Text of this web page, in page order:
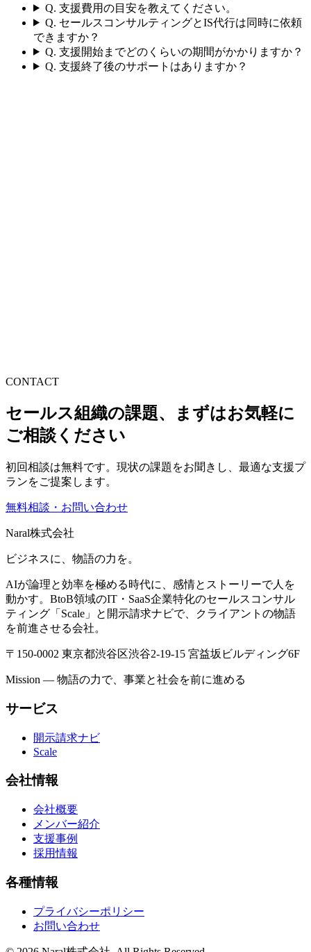
Q. 支援費用の目安を教えてください。
Q. セールスコンサルティングとIS代行は同時に依頼
できますか？
Q. 支援開始までどのくらいの期間がかかりますか？
Q. 支援終了後のサポートはありますか？
CONTACT
セールス組織の課題、まずはお気軽に
ご相談ください
初回相談は無料です。現状の課題をお聞きし、最適な支援プ
ランをご提案します。
無料相談・お問い合わせ
Naral株式会社
ビジネスに、物語の力を。
AIが論理と効率を極める時代に、感情とストーリーで人を
動かす。BtoB領域のIT・SaaS企業特化のセールスコンサル
ティング「Scale」と開示請求ナビで、クライアントの物語
を前進させる会社。
〒150-0002 東京都渋谷区渋谷2-19-15 宮益坂ビルディング6F
Mission — 物語の力で、事業と社会を前に進める
サービス
開示請求ナビ
Scale
会社情報
会社概要
メンバー紹介
支援事例
採用情報
各種情報
プライバシーポリシー
お問い合わせ